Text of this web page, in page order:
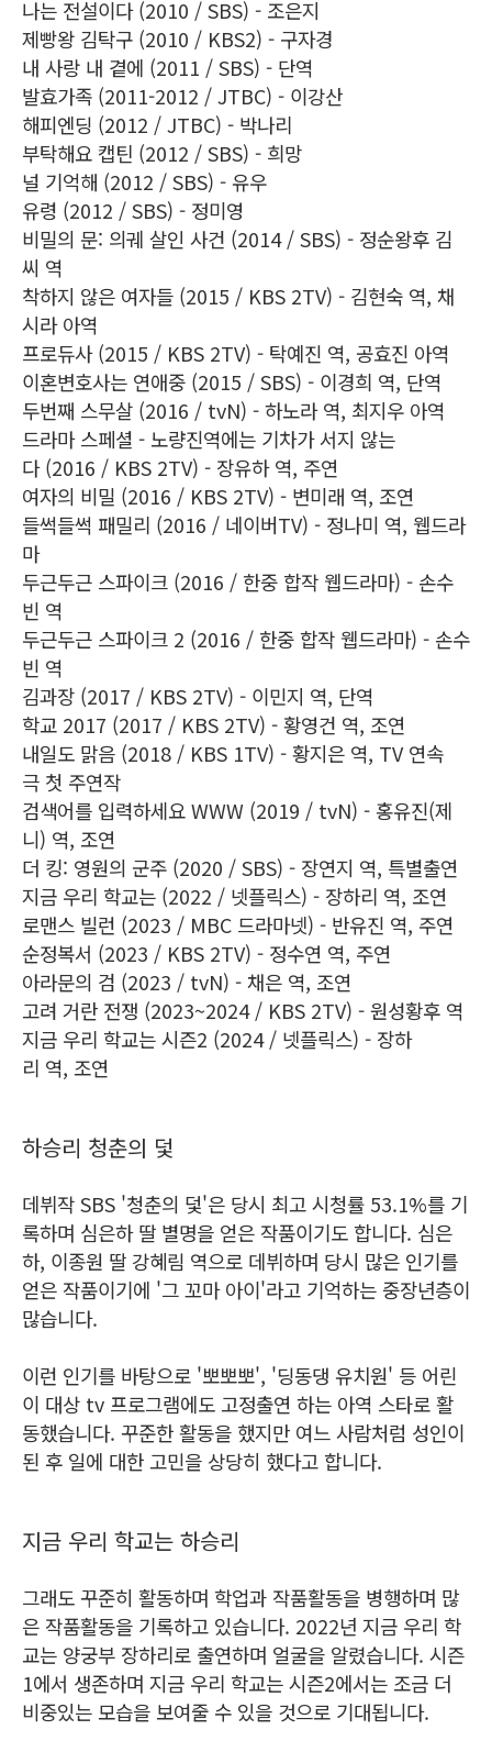
나는 전설이다 (2010 / SBS) - 조은지
제빵왕 김탁구 (2010 / KBS2) - 구자경
내 사랑 내 곁에 (2011 / SBS) - 단역
발효가족 (2011-2012 / JTBC) - 이강산
해피엔딩 (2012 / JTBC) - 박나리
부탁해요 캡틴 (2012 / SBS) - 희망
널 기억해 (2012 / SBS) - 유우
유령 (2012 / SBS) - 정미영
비밀의 문: 의궤 살인 사건 (2014 / SBS) - 정순왕후 김
씨 역
착하지 않은 여자들 (2015 / KBS 2TV) - 김현숙 역, 채
시라 아역
프로듀사 (2015 / KBS 2TV) - 탁예진 역, 공효진 아역
이혼변호사는 연애중 (2015 / SBS) - 이경희 역, 단역
두번째 스무살 (2016 / tvN) - 하노라 역, 최지우 아역
드라마 스페셜 - 노량진역에는 기차가 서지 않는
다 (2016 / KBS 2TV) - 장유하 역, 주연
여자의 비밀 (2016 / KBS 2TV) - 변미래 역, 조연
들썩들썩 패밀리 (2016 / 네이버TV) - 정나미 역, 웹드라
마
두근두근 스파이크 (2016 / 한중 합작 웹드라마) - 손수
빈 역
두근두근 스파이크 2 (2016 / 한중 합작 웹드라마) - 손수
빈 역
김과장 (2017 / KBS 2TV) - 이민지 역, 단역
학교 2017 (2017 / KBS 2TV) - 황영건 역, 조연
내일도 맑음 (2018 / KBS 1TV) - 황지은 역, TV 연속
극 첫 주연작
검색어를 입력하세요 WWW (2019 / tvN) - 홍유진(제
니) 역, 조연
더 킹: 영원의 군주 (2020 / SBS) - 장연지 역, 특별출연
지금 우리 학교는 (2022 / 넷플릭스) - 장하리 역, 조연
로맨스 빌런 (2023 / MBC 드라마넷) - 반유진 역, 주연
순정복서 (2023 / KBS 2TV) - 정수연 역, 주연
아라문의 검 (2023 / tvN) - 채은 역, 조연
고려 거란 전쟁 (2023~2024 / KBS 2TV) - 원성황후 역
지금 우리 학교는 시즌2 (2024 / 넷플릭스) - 장하
리 역, 조연
하승리 청춘의 덫
데뷔작 SBS '청춘의 덫'은 당시 최고 시청률 53.1%를 기
록하며 심은하 딸 별명을 얻은 작품이기도 합니다. 심은
하, 이종원 딸 강혜림 역으로 데뷔하며 당시 많은 인기를
얻은 작품이기에 '그 꼬마 아이'라고 기억하는 중장년층이
많습니다.
이런 인기를 바탕으로 '뽀뽀뽀', '딩동댕 유치원' 등 어린
이 대상 tv 프로그램에도 고정출연 하는 아역 스타로 활
동했습니다. 꾸준한 활동을 했지만 여느 사람처럼 성인이
된 후 일에 대한 고민을 상당히 했다고 합니다.
지금 우리 학교는 하승리
그래도 꾸준히 활동하며 학업과 작품활동을 병행하며 많
은 작품활동을 기록하고 있습니다. 2022년 지금 우리 학
교는 양궁부 장하리로 출연하며 얼굴을 알렸습니다. 시즌
1에서 생존하며 지금 우리 학교는 시즌2에서는 조금 더
비중있는 모습을 보여줄 수 있을 것으로 기대됩니다.